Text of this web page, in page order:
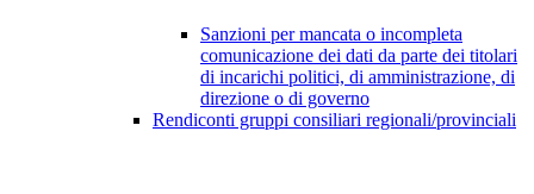
Sanzioni per mancata o incompleta
comunicazione dei dati da parte dei titolari
di incarichi politici, di amministrazione, di
direzione o di governo
Rendiconti gruppi consiliari regionali/provinciali